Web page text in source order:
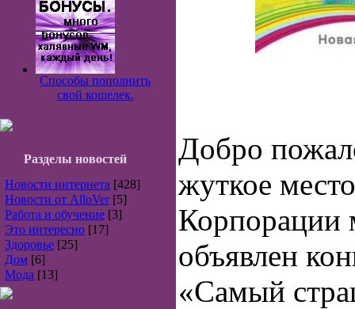
Способы пополнить
свой кошелек.
Разделы новостей
Новости интернета [428]
Новости от AlloVer [5]
Работа и обучение [3]
Это интересно [17]
Здоровье [25]
Дом [6]
Мода [13]
Добро
жуткое
Корпорации
объявлен
«Самый